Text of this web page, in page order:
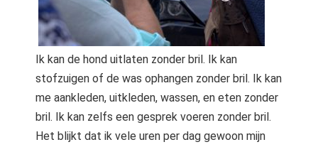
Ik kan de hond uitlaten zonder bril. Ik kan
stofzuigen of de was ophangen zonder bril. Ik kan
me aankleden, uitkleden, wassen, en eten zonder
bril. Ik kan zelfs een gesprek voeren zonder bril.
Het blijkt dat ik vele uren per dag gewoon mijn